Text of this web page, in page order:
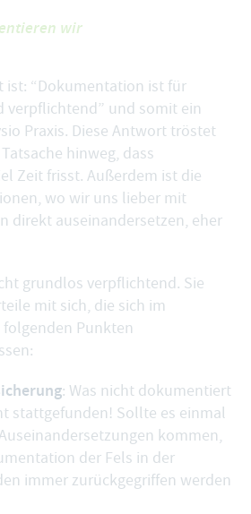
wir
ist: “Dokumentation ist für
verpflichtend” und somit ein
Praxis. Diese Antwort tröstet
hinweg, dass
Zeit frisst. Außerdem ist die
wo wir uns lieber mit
direkt auseinandersetzen, eher
grundlos verpflichtend. Sie
mit sich, die sich im
Punkten
: Was nicht dokumentiert
stattgefunden! Sollte es einmal
kommen,
der Fels in der
immer zurückgegriffen werden